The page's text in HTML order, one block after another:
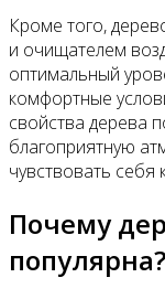
Кроме того,
и очищателем
оптимальный
комфортные
свойства дерева
благоприятную
чувствовать
Почему
популярна?